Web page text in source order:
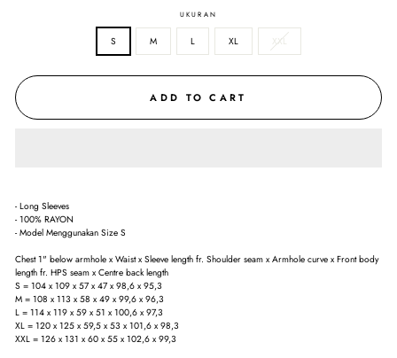
UKURAN
S M L XL XXL
ADD TO CART
- Long Sleeves
- 100% RAYON
- Model Menggunakan Size S
Chest 1" below armhole x Waist x Sleeve length fr. Shoulder seam x Armhole curve x Front body
length fr. HPS seam x Centre back length
S = 104 x 109 x 57 x 47 x 98,6 x 95,3
M = 108 x 113 x 58 x 49 x 99,6 x 96,3
L = 114 x 119 x 59 x 51 x 100,6 x 97,3
XL = 120 x 125 x 59,5 x 53 x 101,6 x 98,3
XXL = 126 x 131 x 60 x 55 x 102,6 x 99,3